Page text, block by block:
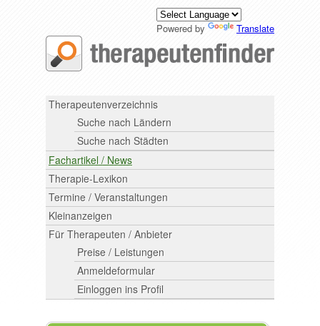
Powered by Translate
Therapeutenverzeichnis
Suche nach Ländern
Suche nach Städten
Fachartikel / News
Therapie-Lexikon
Termine / Veranstaltungen
Kleinanzeigen
Für Therapeuten / Anbieter
Preise / Leistungen
Anmeldeformular
Einloggen ins Profil